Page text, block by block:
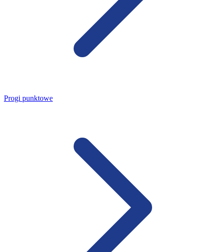
Progi punktowe